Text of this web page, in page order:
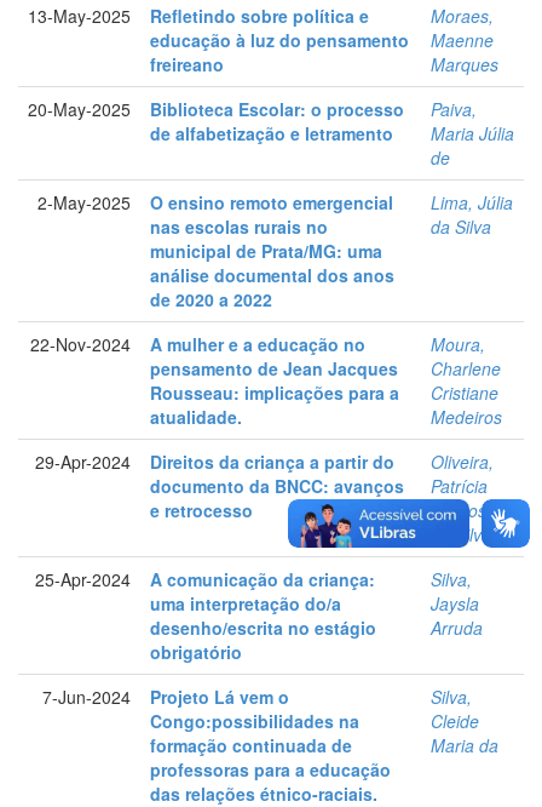
13-May-2025
Refletindo sobre política e
educação à luz do pensamento
freireano
Moraes,
Maenne
Marques
20-May-2025
Biblioteca Escolar: o processo
de alfabetização e letramento
Paiva,
Maria Júlia
de
2-May-2025
O ensino remoto emergencial
nas escolas rurais no
municipal de Prata/MG: uma
análise documental dos anos
de 2020 a 2022
Lima, Júlia
da Silva
22-Nov-2024
A mulher e a educação no
pensamento de Jean Jacques
Rousseau: implicações para a
atualidade.
Moura,
Charlene
Cristiane
Medeiros
29-Apr-2024
Direitos da criança a partir do
documento da BNCC: avanços
e retrocesso
Oliveira,
Patrícia
Cardoso
da Silva
25-Apr-2024
A comunicação da criança:
uma interpretação do/a
desenho/escrita no estágio
obrigatório
Silva,
Jaysla
Arruda
7-Jun-2024
Projeto Lá vem o
Congo:possibilidades na
formação continuada de
professoras para a educação
das relações étnico-raciais.
Silva,
Cleide
Maria da